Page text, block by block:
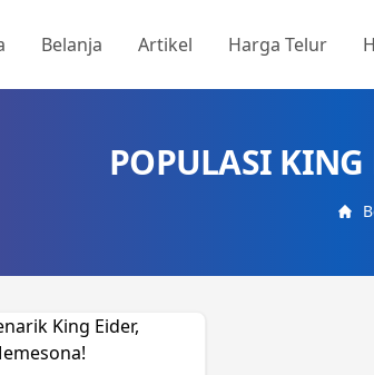
Belanja Artikel Harga Telur
POPULASI